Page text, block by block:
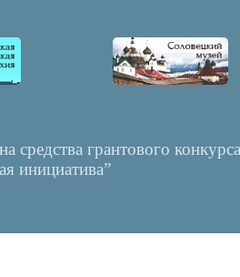
средства грантового конкурса
инициатива”